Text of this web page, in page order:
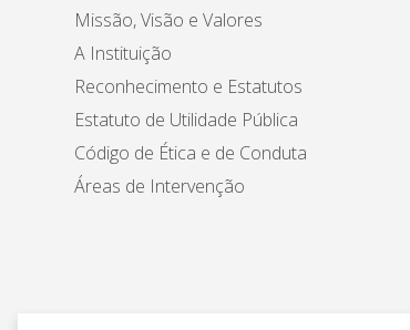
Missão, Visão e Valores
A Instituição
Reconhecimento e Estatutos
Estatuto de Utilidade Pública
Código de Ética e de Conduta
Áreas de Intervenção